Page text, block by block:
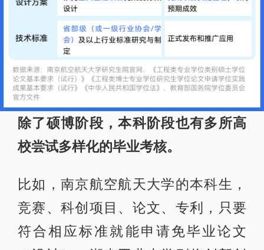
除了硕博阶段，本科阶段也有多所高
校尝试多样化的毕业考核。
比如，南京航空航天大学的本科生，
竞赛、科创项目、论文、专利，只要
符合相应标准就能申请免毕业论文